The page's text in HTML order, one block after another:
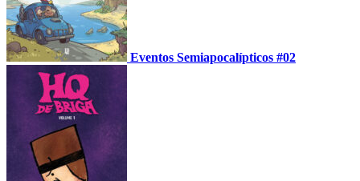
Eventos Semiapocalípticos #02